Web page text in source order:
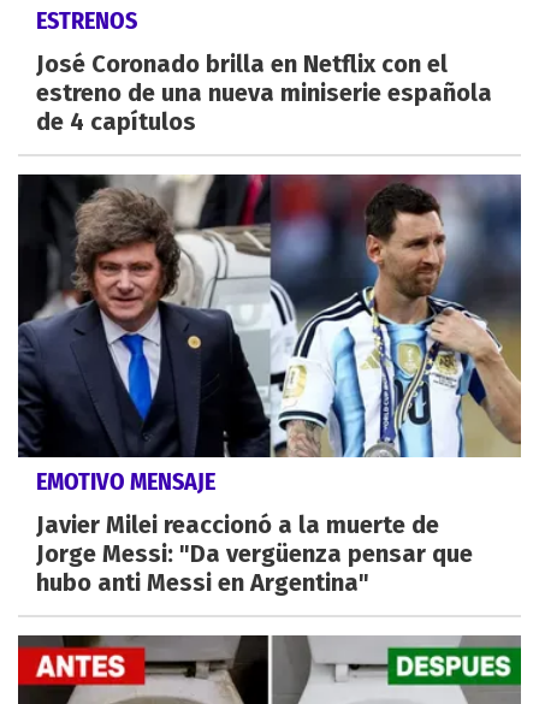
ESTRENOS
José Coronado brilla en Netflix con el
estreno de una nueva miniserie española
de 4 capítulos
EMOTIVO MENSAJE
Javier Milei reaccionó a la muerte de
Jorge Messi: "Da vergüenza pensar que
hubo anti Messi en Argentina"